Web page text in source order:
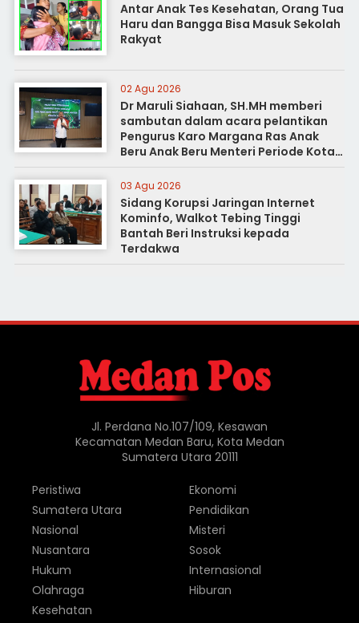
Antar Anak Tes Kesehatan, Orang Tua
Haru dan Bangga Bisa Masuk Sekolah
Rakyat
02 Agu 2026
Dr Maruli Siahaan, SH.MH memberi
sambutan dalam acara pelantikan
Pengurus Karo Margana Ras Anak
Beru Anak Beru Menteri Periode Kota
Medan
03 Agu 2026
Sidang Korupsi Jaringan Internet
Kominfo, Walkot Tebing Tinggi
Bantah Beri Instruksi kepada
Terdakwa
Jl. Perdana No.107/109, Kesawan
Kecamatan Medan Baru, Kota Medan
Sumatera Utara 20111
Peristiwa
Sumatera Utara
Nasional
Nusantara
Hukum
Olahraga
Ekonomi
Pendidikan
Misteri
Sosok
Internasional
Hiburan
Kesehatan